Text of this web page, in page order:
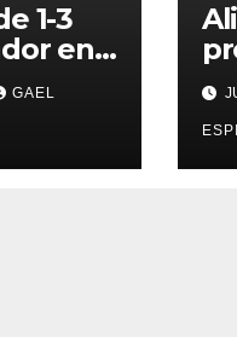
1-3
en
lidera
GAEL
la